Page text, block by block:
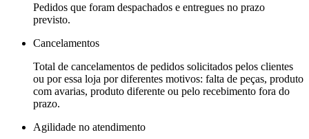
Pedidos que foram despachados e entregues no prazo
previsto.
Cancelamentos
Total de cancelamentos de pedidos solicitados pelos clientes
ou por essa loja por diferentes motivos: falta de peças, produto
com avarias, produto diferente ou pelo recebimento fora do
prazo.
Agilidade no atendimento